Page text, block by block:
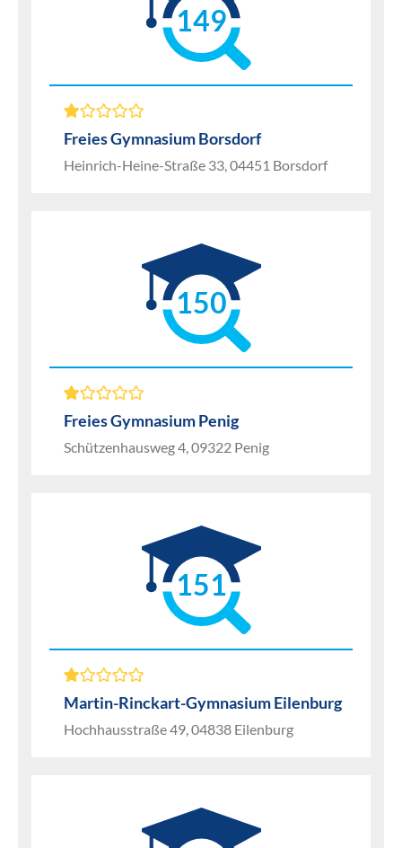
149
Freies Gymnasium Borsdorf
Heinrich-Heine-Straße 33, 04451 Borsdorf
150
Freies Gymnasium Penig
Schützenhausweg 4, 09322 Penig
151
Martin-Rinckart-Gymnasium Eilenburg
Hochhausstraße 49, 04838 Eilenburg